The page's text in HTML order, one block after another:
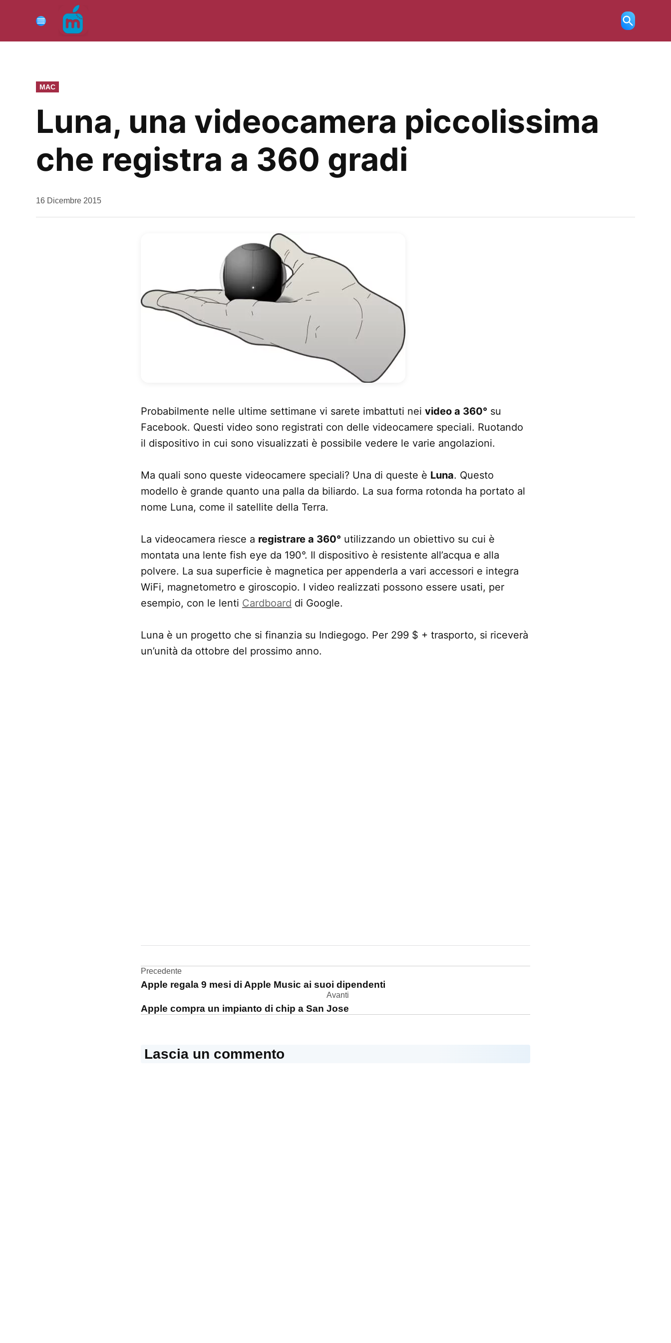
contenuto
Menu
Ricerca
aperta
PUBBLICATO
IN
MAC
Luna, una videocamera piccolissima
che registra a 360 gradi
da
16 Dicembre 2015
Probabilmente nelle ultime settimane vi sarete imbattuti nei video a 360° su
Facebook. Questi video sono registrati con delle videocamere speciali. Ruotando
il dispositivo in cui sono visualizzati è possibile vedere le varie angolazioni.
Ma quali sono queste videocamere speciali? Una di queste è Luna. Questo
modello è grande quanto una palla da biliardo. La sua forma rotonda ha portato al
nome Luna, come il satellite della Terra.
La videocamera riesce a registrare a 360° utilizzando un obiettivo su cui è
montata una lente fish eye da 190°. Il dispositivo è resistente all’acqua e alla
polvere. La sua superficie è magnetica per appenderla a vari accessori e integra
WiFi, magnetometro e giroscopio. I video realizzati possono essere usati, per
esempio, con le lenti Cardboard di Google.
Luna è un progetto che si finanzia su Indiegogo. Per 299 $ + trasporto, si riceverà
un’unità da ottobre del prossimo anno.
Navigazione
Precedente
Apple regala 9 mesi di Apple Music ai suoi dipendenti
Avanti
Apple compra un impianto di chip a San Jose
Lascia un commento